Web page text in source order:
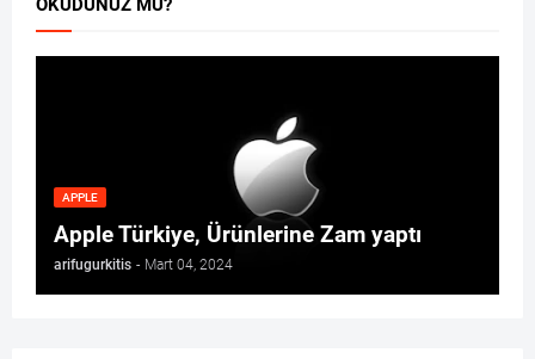
OKUDUNUZ MU?
APPLE
Apple Türkiye, Ürünlerine Zam yaptı
arifugurkitis - Mart 04, 2024